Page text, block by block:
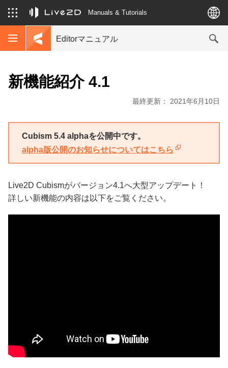
Manuals & Tutorials
Editorマニュアル
新機能紹介 4.1
最終更新： 2021年6月10日
Cubism 5.4 alphaを公開中です。
alpha版公開のお知らせについてはこちら
Live2D Cubismがバージョン4.1へ大型アップデート！
詳しい新機能の内容は以下をご覧ください。